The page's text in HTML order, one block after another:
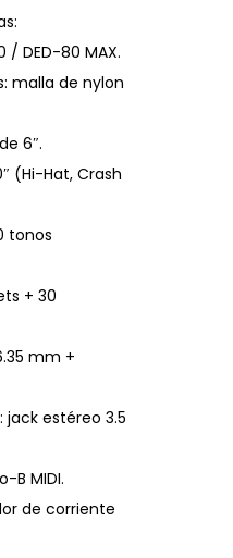
/ DED-80 MAX.
malla de nylon
6″.
(Hi-Hat, Crash
tonos
+ 30
mm +
jack estéreo 3.5
B MIDI.
de corriente